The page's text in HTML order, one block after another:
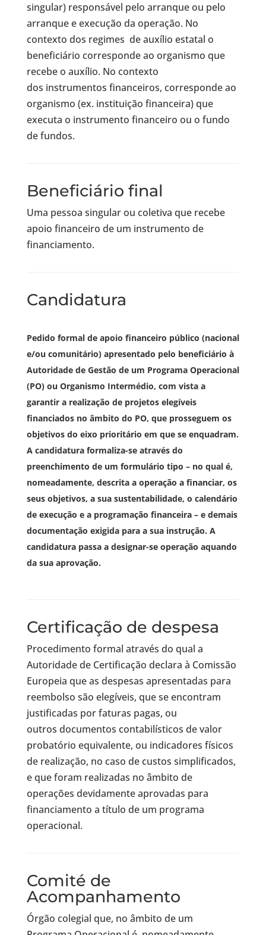
singular) responsável pelo arranque ou pelo
arranque e execução da operação. No
contexto dos regimes de auxílio estatal o
beneficiário corresponde ao organismo que
recebe o auxílio. No contexto
dos instrumentos financeiros, corresponde ao
organismo (ex. instituição financeira) que
executa o instrumento financeiro ou o fundo
de fundos.
Beneficiário final
Uma pessoa singular ou coletiva que recebe
apoio financeiro de um instrumento de
financiamento.
Candidatura
Pedido formal de apoio financeiro público (nacional
e/ou comunitário) apresentado pelo beneficiário à
Autoridade de Gestão de um Programa Operacional
(PO) ou Organismo Intermédio, com vista a
garantir a realização de projetos elegíveis
financiados no âmbito do PO, que prosseguem os
objetivos do eixo prioritário em que se enquadram.
A candidatura formaliza-se através do
preenchimento de um formulário tipo – no qual é,
nomeadamente, descrita a operação a financiar, os
seus objetivos, a sua sustentabilidade, o calendário
de execução e a programação financeira – e demais
documentação exigida para a sua instrução. A
candidatura passa a designar-se operação aquando
da sua aprovação.
Certificação de despesa
Procedimento formal através do qual a
Autoridade de Certificação declara à Comissão
Europeia que as despesas apresentadas para
reembolso são elegíveis, que se encontram
justificadas por faturas pagas, ou
outros documentos contabilísticos de valor
probatório equivalente, ou indicadores físicos
de realização, no caso de custos simplificados,
e que foram realizadas no âmbito de
operações devidamente aprovadas para
financiamento a título de um programa
operacional.
Comité de
Acompanhamento
Órgão colegial que, no âmbito de um